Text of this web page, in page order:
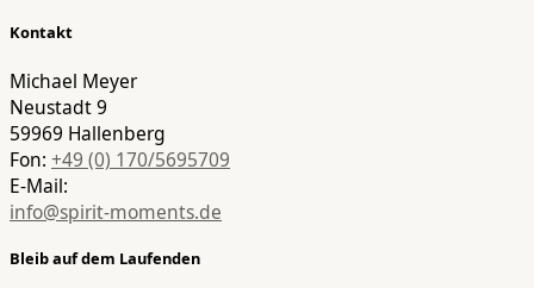
Kontakt
Michael Meyer
Neustadt 9
59969 Hallenberg
Fon: +49 (0) 170/5695709
E-Mail:
info@spirit-moments.de
Bleib auf dem Laufenden